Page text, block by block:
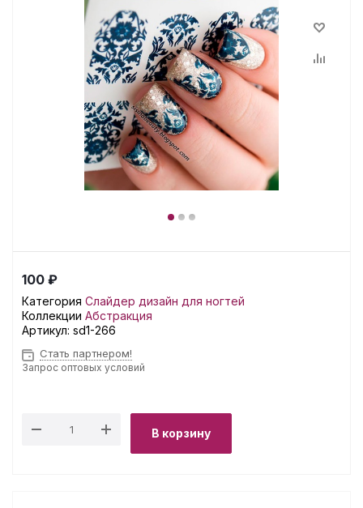
100 ₽
Категория Слайдер дизайн для ногтей
Коллекции Абстракция
Артикул: sd1-266
Стать партнером!
Запрос оптовых условий
В корзину